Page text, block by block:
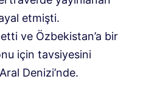
etmişti.
ve Özbekistan’a bir
için tavsiyesini
Denizi’nde.